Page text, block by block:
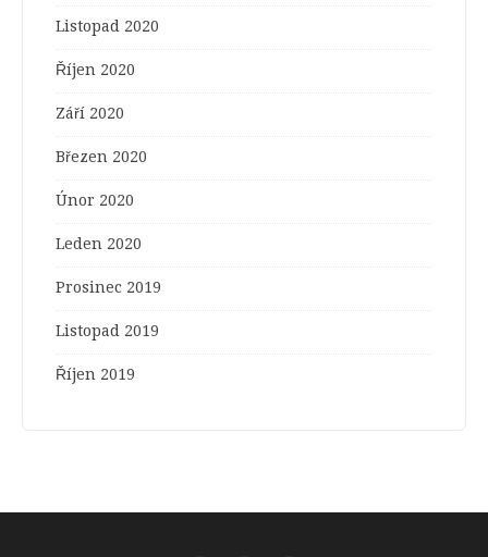
Listopad 2020
Říjen 2020
Září 2020
Březen 2020
Únor 2020
Leden 2020
Prosinec 2019
Listopad 2019
Říjen 2019